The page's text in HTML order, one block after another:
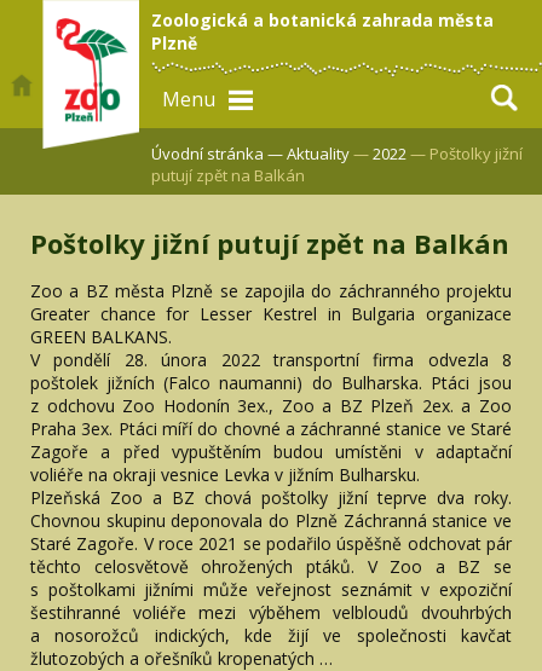
Zoologická a botanická zahrada města
Plzně
Menu
Úvodní stránka —Aktuality—2022— Poštolky jižní
putují zpět na Balkán
Poštolky jižní putují zpět na Balkán
Zoo a BZ města Plzně se zapojila do záchranného projektu
Greater chance for Lesser Kestrel in Bulgaria organizace
GREEN BALKANS.
V pondělí 28. února 2022 transportní firma odvezla 8
poštolek jižních (Falco naumanni) do Bulharska. Ptáci jsou
z odchovu Zoo Hodonín 3ex., Zoo a BZ Plzeň 2ex. a Zoo
Praha 3ex. Ptáci míří do chovné a záchranné stanice ve Staré
Zagoře a před vypuštěním budou umístěni v adaptační
voliéře na okraji vesnice Levka v jižním Bulharsku.
Plzeňská Zoo a BZ chová poštolky jižní teprve dva roky.
Chovnou skupinu deponovala do Plzně Záchranná stanice ve
Staré Zagoře. V roce 2021 se podařilo úspěšně odchovat pár
těchto celosvětově ohrožených ptáků. V Zoo a BZ se
s poštolkami jižními může veřejnost seznámit v expoziční
šestihranné voliéře mezi výběhem velbloudů dvouhrbých
a nosorožců indických, kde žijí ve společnosti kavčat
žlutozobých a ořešníků kropenatých …